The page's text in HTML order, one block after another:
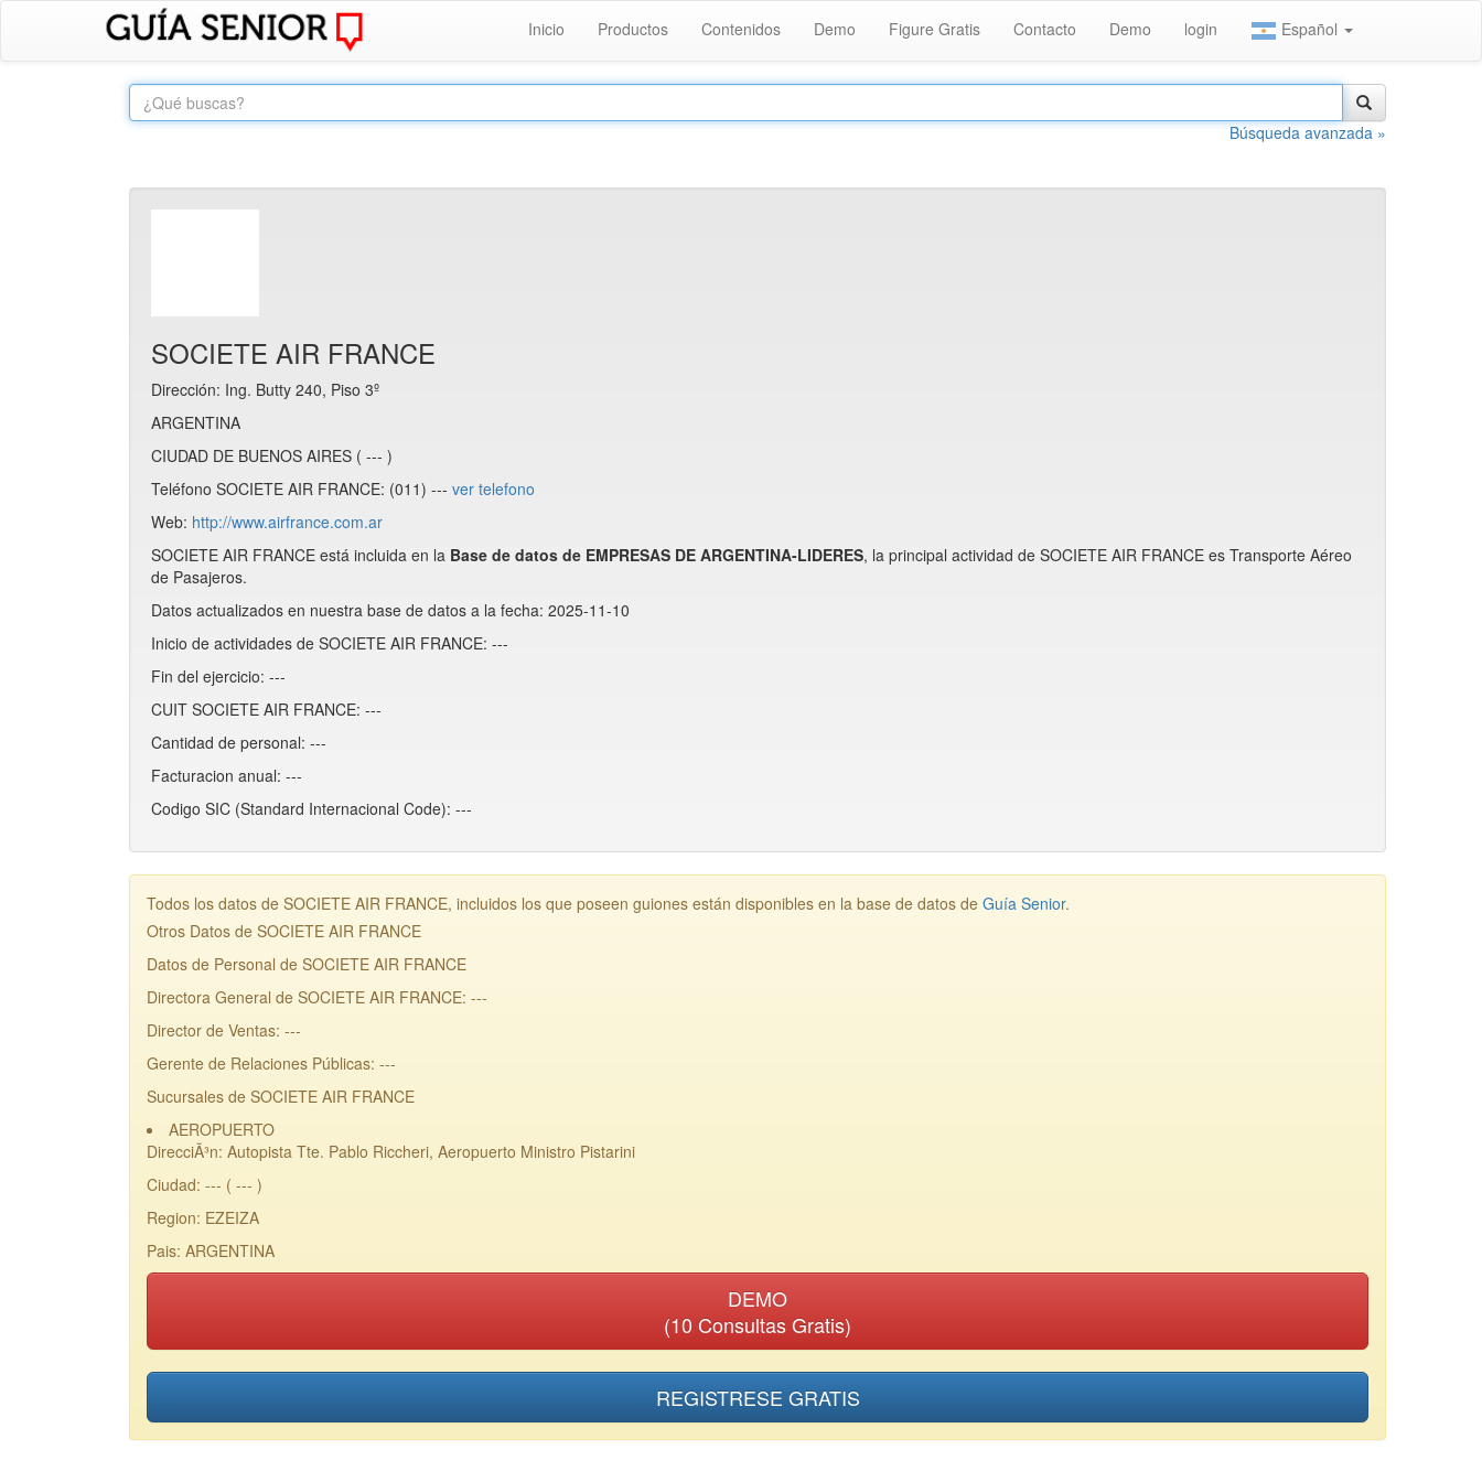
Inicio Productos Contenidos Demo Figure Gratis Contacto Demo login Español
Búsqueda avanzada »
SOCIETE AIR FRANCE
Dirección: Ing. Butty 240, Piso 3º
ARGENTINA
CIUDAD DE BUENOS AIRES ( --- )
Teléfono SOCIETE AIR FRANCE: (011) --- ver telefono
Web: http://www.airfrance.com.ar
SOCIETE AIR FRANCE está incluida en la Base de datos de EMPRESAS DE ARGENTINA-LIDERES, la principal actividad de SOCIETE AIR FRANCE es Transporte Aéreo
de Pasajeros.
Datos actualizados en nuestra base de datos a la fecha: 2025-11-10
Inicio de actividades de SOCIETE AIR FRANCE: ---
Fin del ejercicio: ---
CUIT SOCIETE AIR FRANCE: ---
Cantidad de personal: ---
Facturacion anual: ---
Codigo SIC (Standard Internacional Code): ---
Todos los datos de SOCIETE AIR FRANCE, incluidos los que poseen guiones están disponibles en la base de datos de Guía Senior.
Otros Datos de SOCIETE AIR FRANCE
Datos de Personal de SOCIETE AIR FRANCE
Directora General de SOCIETE AIR FRANCE: ---
Director de Ventas: ---
Gerente de Relaciones Públicas: ---
Sucursales de SOCIETE AIR FRANCE
AEROPUERTO
DirecciÃ³n: Autopista Tte. Pablo Riccheri, Aeropuerto Ministro Pistarini
Ciudad: --- ( --- )
Region: EZEIZA
Pais: ARGENTINA
DEMO
(10 Consultas Gratis)
REGISTRESE GRATIS